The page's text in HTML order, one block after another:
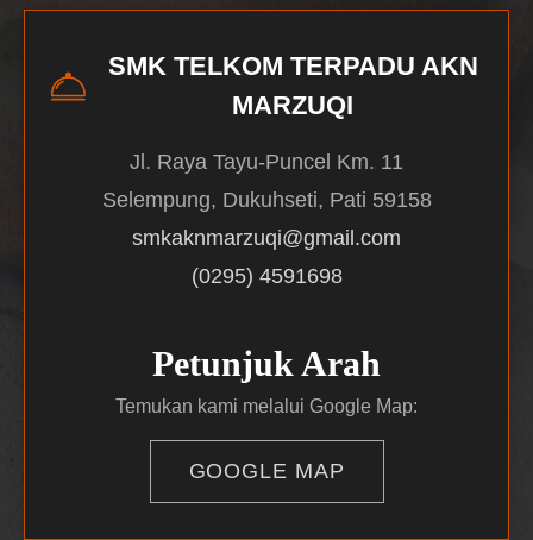
SMK TELKOM TERPADU AKN
MARZUQI
Jl. Raya Tayu-Puncel Km. 11
Selempung, Dukuhseti, Pati 59158
smkaknmarzuqi@gmail.com
(0295) 4591698
Petunjuk Arah
Temukan kami melalui Google Map:
GOOGLE MAP